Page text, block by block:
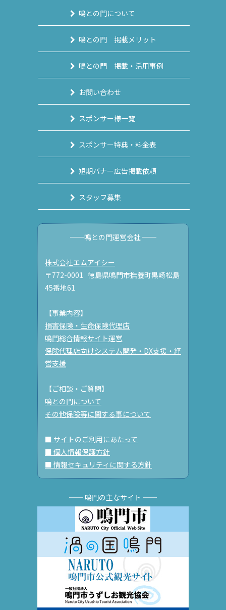
鳴との門について
鳴との門 掲載メリット
鳴との門 掲載・活用事例
お問い合わせ
スポンサー様一覧
スポンサー特典・料金表
短期バナー広告掲載依頼
スタッフ募集
──鳴との門運営会社 ──
株式会社エムアイシー
〒772-0001 徳島県鳴門市撫養町黒崎松島
45番地61
【事業内容】
損害保険・生命保険代理店
鳴門総合情報サイト運営
保険代理店向けシステム開発・DX支援・経
営支援
【ご相談・ご質問】
鳴との門について
その他保険等に関する事について
■ サイトのご利用にあたって
■ 個人情報保護方針
■ 情報セキュリティに関する方針
── 鳴門の主なサイト ──